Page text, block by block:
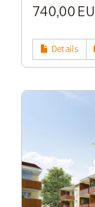
740,00
Details